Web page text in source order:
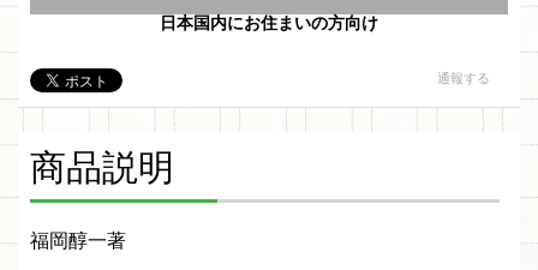
日本国内にお住まいの方向け
通報する
商品説明
福岡醇一著